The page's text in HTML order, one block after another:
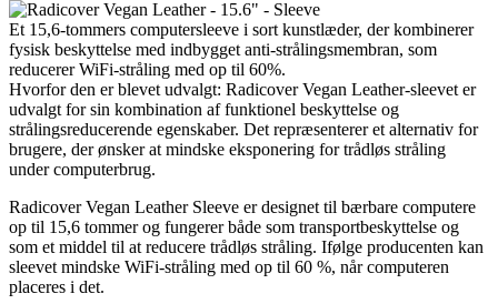
Et 15,6-tommers computersleeve i sort kunstlæder, der kombinerer
fysisk beskyttelse med indbygget anti-strålingsmembran, som
reducerer WiFi-stråling med op til 60%.
Hvorfor den er blevet udvalgt: Radicover Vegan Leather-sleevet er
udvalgt for sin kombination af funktionel beskyttelse og
strålingsreducerende egenskaber. Det repræsenterer et alternativ for
brugere, der ønsker at mindske eksponering for trådløs stråling
under computerbrug.
Radicover Vegan Leather Sleeve er designet til bærbare computere
op til 15,6 tommer og fungerer både som transportbeskyttelse og
som et middel til at reducere trådløs stråling. Ifølge producenten kan
sleevet mindske WiFi-stråling med op til 60 %, når computeren
placeres i det.